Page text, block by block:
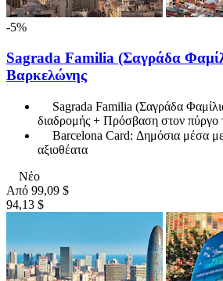
-5%
Sagrada Familia (Σαγράδα
Βαρκελώνης
Sagrada Familia (Σαγράδα
διαδρομής + Πρόσβαση στον
Barcelona Card: Δημόσια μέσα
αξιοθέατα
Νέο
Από 99,09 $
94,13 $